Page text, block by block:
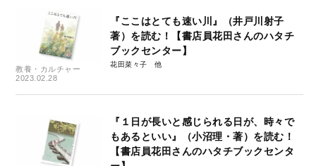
教養・カルチャー
2023.02.28
『ここはとても速い川』（井戸川射子
著）を読む！【書店員花田さんのハタチ
ブックセンター】
花田菜々子
『１日が長いと感じられる日が、時々で
もあるといい』（小沼理・著）を読む！
【書店員花田さんのハタチブックセンタ